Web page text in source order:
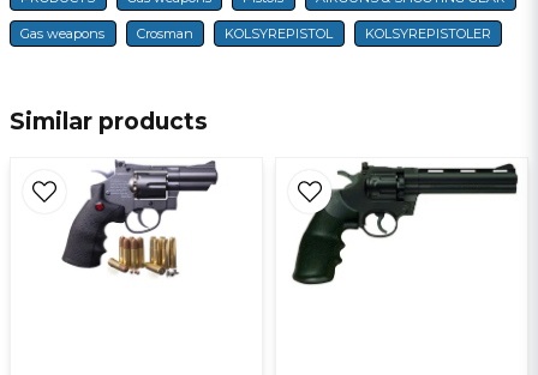
name
Name
E-mail
Ja, ni får publicera min fråga
Similar products
Gas weapons Crosman KOLSYREPISTOL KOLSYREPISTOLER